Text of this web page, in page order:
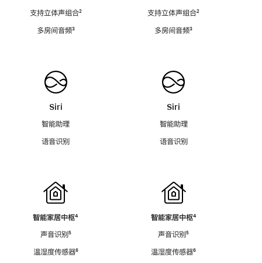
支持立体声组合脚
²
多房间音频脚
³
Siri
智能助理
语音识别
智能家居中枢脚
⁴
声音识别脚
⁵
温湿度传感器脚
⁶
支持立体声组合脚
²
多房间音频脚
³
Siri
智能助理
语音识别
智能家居中枢脚
⁴
声音识别脚
⁵
温湿度传感器脚
⁶